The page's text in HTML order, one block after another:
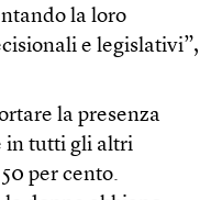
la loro
e legislativi”,
la presenza
in tutti gli altri
per cento.